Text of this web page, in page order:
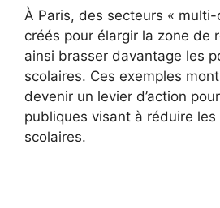
À Paris, des secteurs «
créés pour élargir la zone de
ainsi brasser davantage les
scolaires. Ces exemples
devenir un levier d’action
publiques visant à réduire les
scolaires.